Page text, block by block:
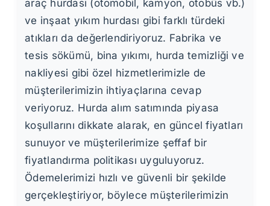
araç hurdası (otomobil, kamyon, otobüs vb.)
ve inşaat yıkım hurdası gibi farklı türdeki
atıkları da değerlendiriyoruz. Fabrika ve
tesis sökümü, bina yıkımı, hurda temizliği ve
nakliyesi gibi özel hizmetlerimizle de
müşterilerimizin ihtiyaçlarına cevap
veriyoruz. Hurda alım satımında piyasa
koşullarını dikkate alarak, en güncel fiyatları
sunuyor ve müşterilerimize şeffaf bir
fiyatlandırma politikası uyguluyoruz.
Ödemelerimizi hızlı ve güvenli bir şekilde
gerçekleştiriyor, böylece müşterilerimizin